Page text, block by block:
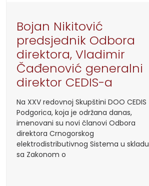
Bojan Nikitović
predsjednik Odbora
direktora, Vladimir
Čađenović generalni
direktor CEDIS-a
Na XXV redovnoj Skupštini DOO CEDIS
Podgorica, koja je održana danas,
imenovani su novi članovi Odbora
direktora Crnogorskog
elektrodistributivnog Sistema u skladu
sa Zakonom o